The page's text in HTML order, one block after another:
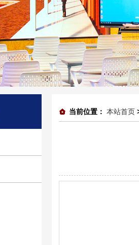
当前位置： 本站首页